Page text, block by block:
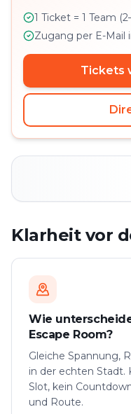
1 Ticket = 1 Team
Zugang per E-Mail
Tickets
Klarheit vor
Wie
Escape Room?
Gleiche Spannung,
in der echten Stadt.
Slot, kein
und Route.